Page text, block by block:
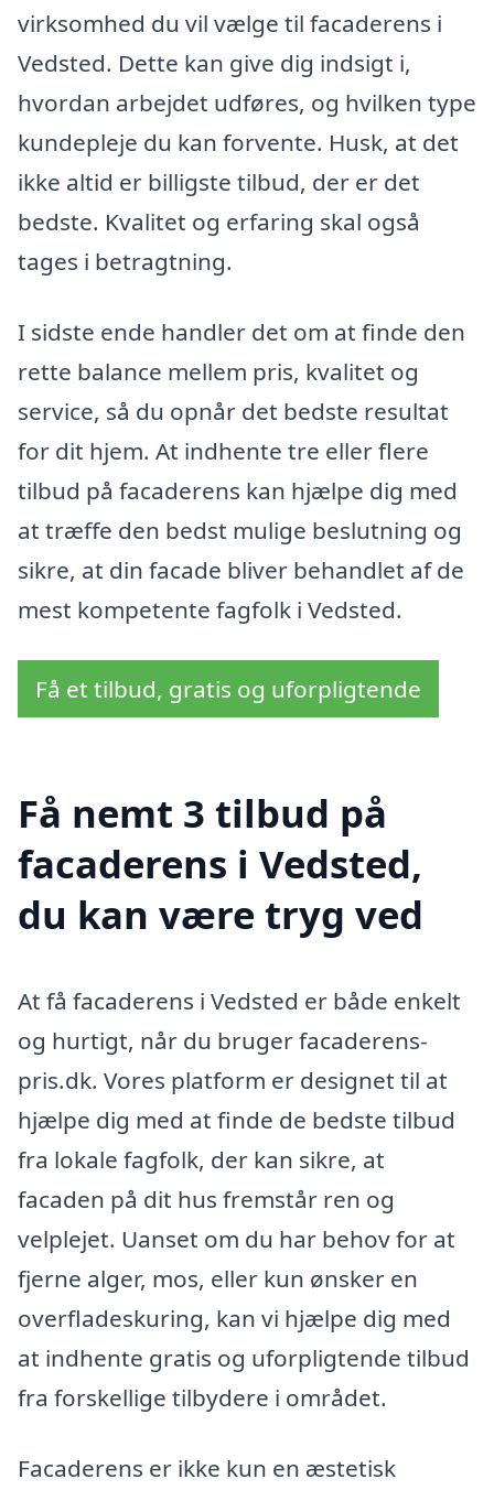
virksomhed du vil vælge til facaderens i
Vedsted. Dette kan give dig indsigt i,
hvordan arbejdet udføres, og hvilken type
kundepleje du kan forvente. Husk, at det
ikke altid er billigste tilbud, der er det
bedste. Kvalitet og erfaring skal også
tages i betragtning.
I sidste ende handler det om at finde den
rette balance mellem pris, kvalitet og
service, så du opnår det bedste resultat
for dit hjem. At indhente tre eller flere
tilbud på facaderens kan hjælpe dig med
at træffe den bedst mulige beslutning og
sikre, at din facade bliver behandlet af de
mest kompetente fagfolk i Vedsted.
Få et tilbud, gratis og uforpligtende
Få nemt 3 tilbud på
facaderens i Vedsted,
du kan være tryg ved
At få facaderens i Vedsted er både enkelt
og hurtigt, når du bruger facaderens-
pris.dk. Vores platform er designet til at
hjælpe dig med at finde de bedste tilbud
fra lokale fagfolk, der kan sikre, at
facaden på dit hus fremstår ren og
velplejet. Uanset om du har behov for at
fjerne alger, mos, eller kun ønsker en
overfladeskuring, kan vi hjælpe dig med
at indhente gratis og uforpligtende tilbud
fra forskellige tilbydere i området.
Facaderens er ikke kun en æstetisk